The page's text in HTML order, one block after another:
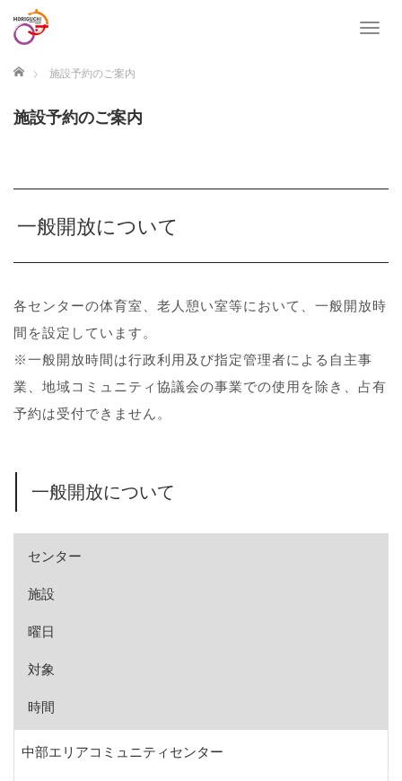
T
n
ホーム 施設予約のご案内
施設予約のご案内
一般開放について
各センターの体育室、老人憩い室等において、一般開放時
間を設定しています。
※一般開放時間は行政利用及び指定管理者による自主事
業、地域コミュニティ協議会の事業での使用を除き、占有
予約は受付できません。
一般開放について
センター
施設
曜日
対象
時間
中部エリアコミュニティセンター